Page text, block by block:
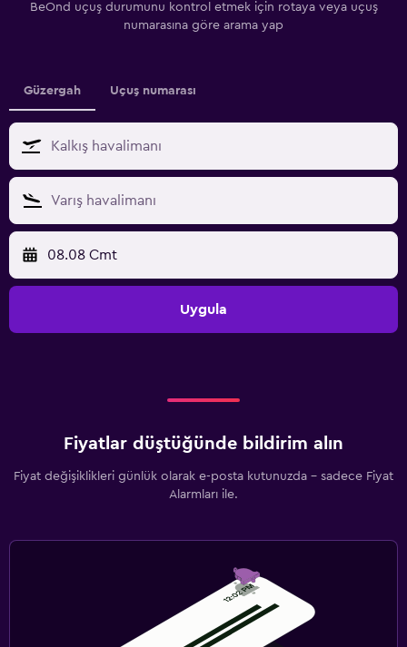
BeOnd uçuş durumunu kontrol etmek için rotaya veya uçuş
numarasına göre arama yap
Güzergah Uçuş numarası
08.08 Cmt
Uygula
Fiyatlar düştüğünde bildirim alın
Fiyat değişiklikleri günlük olarak e-posta kutunuzda - sadece Fiyat
Alarmları ile.